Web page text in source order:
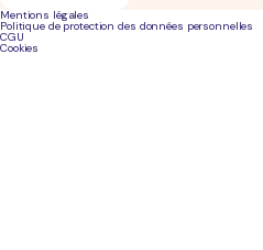
Mentions légales
Politique de protection des données personnelles
CGU
Cookies